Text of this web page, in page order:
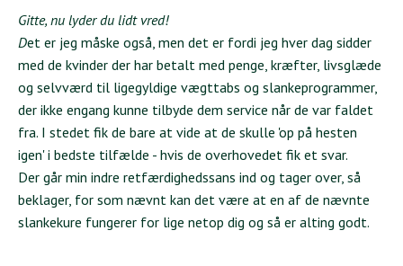
Gitte, nu lyder du lidt vred!
Det er jeg måske også, men det er fordi jeg hver dag sidder
med de kvinder der har betalt med penge, kræfter, livsglæde
og selvværd til ligegyldige vægttabs og slankeprogrammer,
der ikke engang kunne tilbyde dem service når de var faldet
fra. I stedet fik de bare at vide at de skulle 'op på hesten
igen' i bedste tilfælde - hvis de overhovedet fik et svar.
Der går min indre retfærdighedssans ind og tager over, så
beklager, for som nævnt kan det være at en af de nævnte
slankekure fungerer for lige netop dig og så er alting godt.